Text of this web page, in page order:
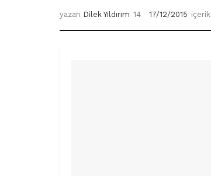
yazan Dilek Yıldırım 17/12/2015 içerik